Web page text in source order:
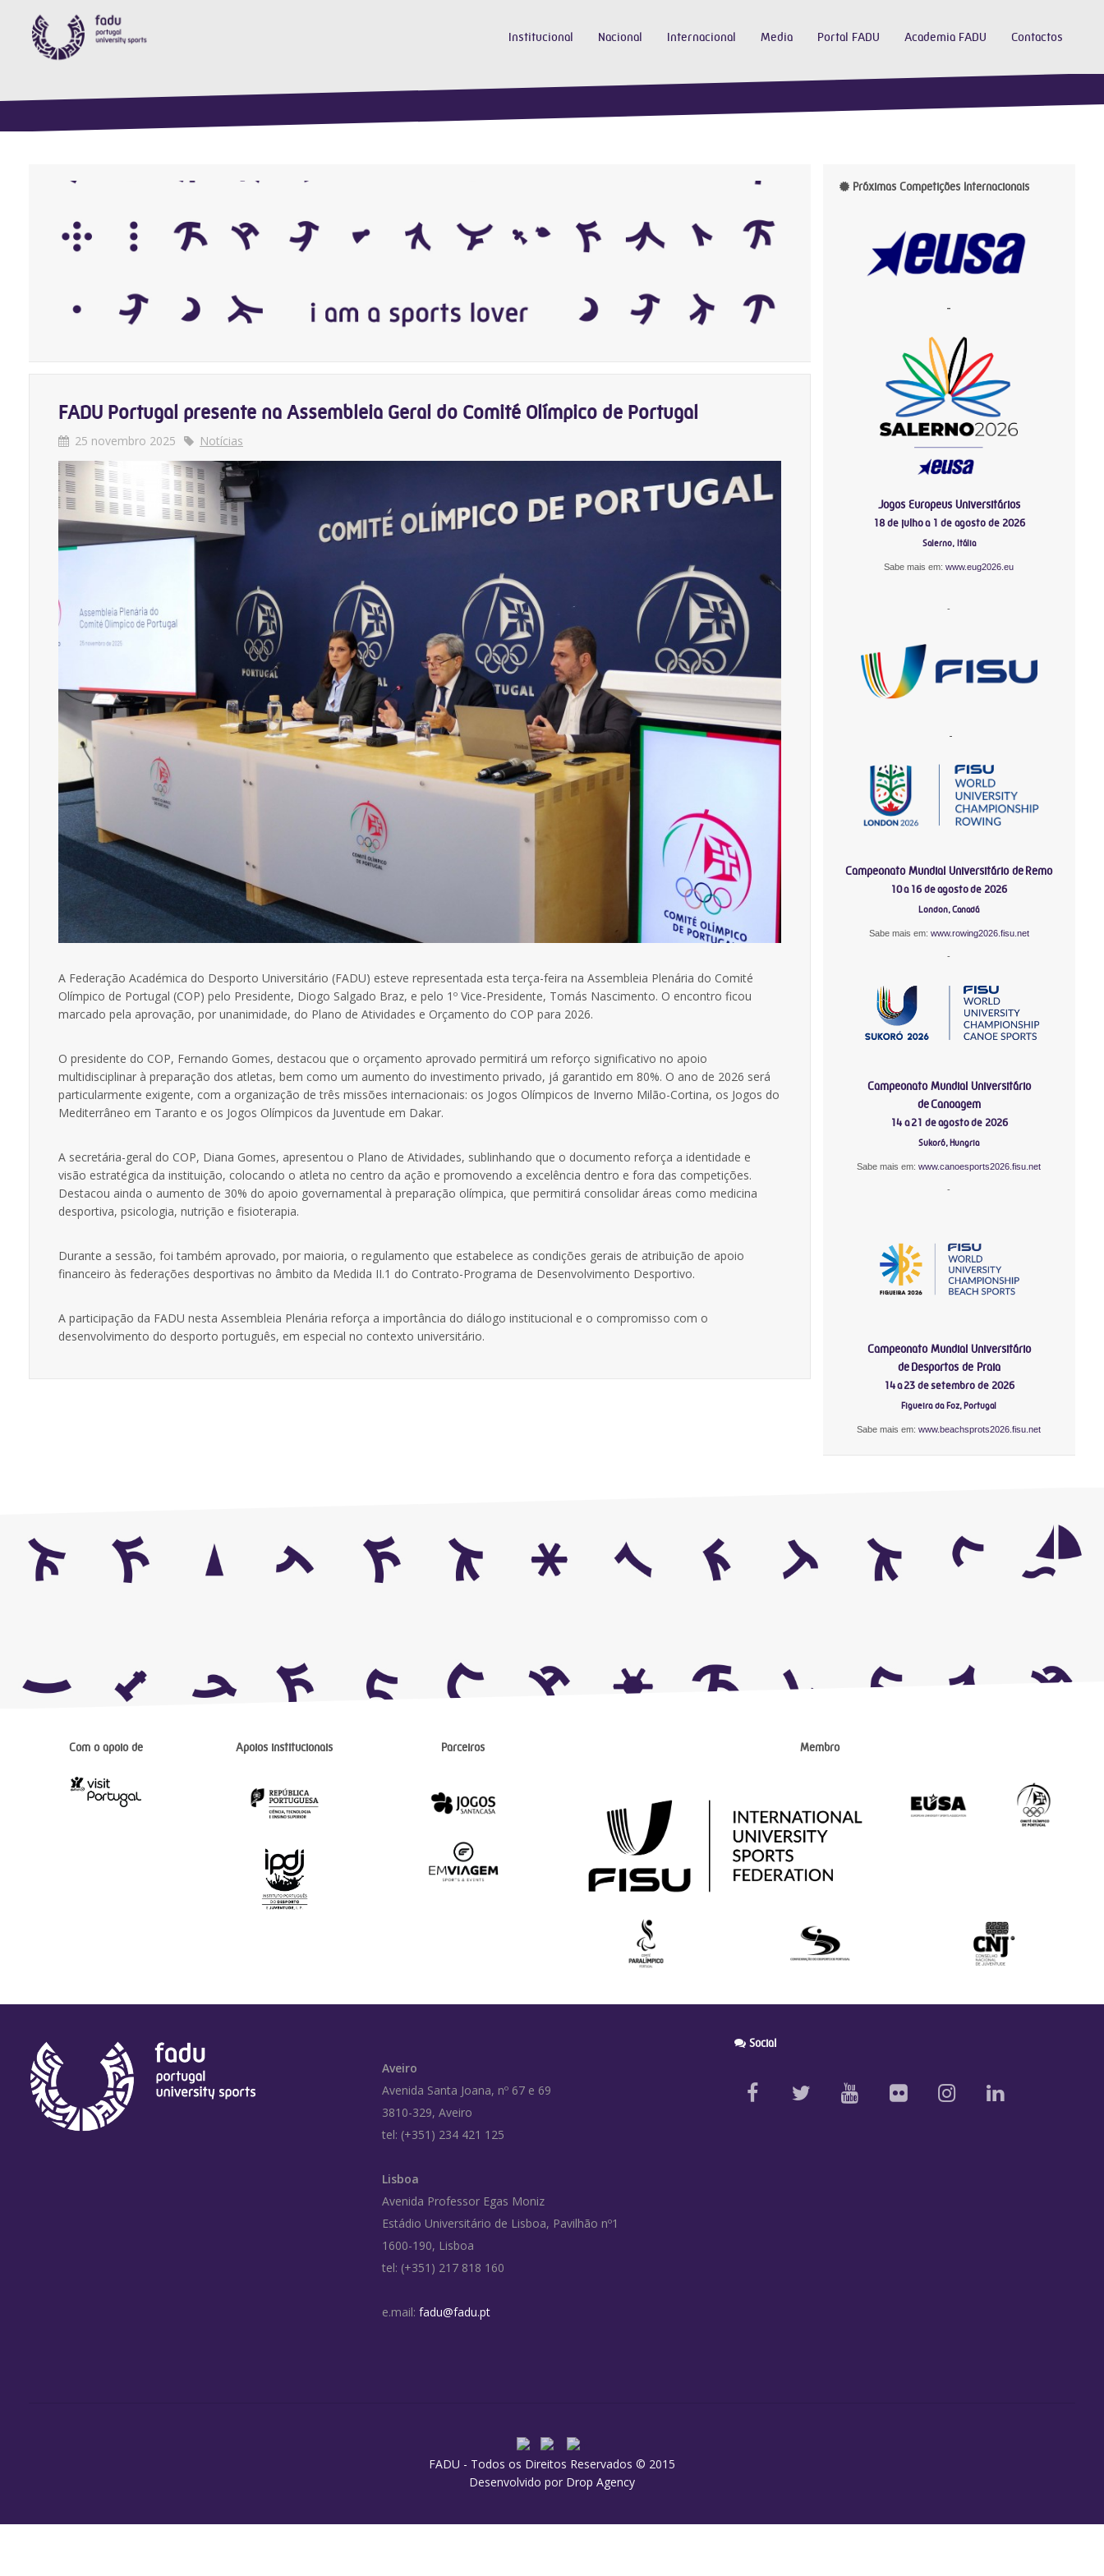
Institucional Nacional Internacional Media Portal FADU Academia FADU Contactos
FADU Portugal presente na Assembleia Geral do Comité Olímpico de Portugal
25 novembro 2025 Notícias
A Federação Académica do Desporto Universitário (FADU) esteve representada esta terça-feira na Assembleia Plenária do Comité
Olímpico de Portugal (COP) pelo Presidente, Diogo Salgado Braz, e pelo 1º Vice-Presidente, Tomás Nascimento. O encontro ficou
marcado pela aprovação, por unanimidade, do Plano de Atividades e Orçamento do COP para 2026.
O presidente do COP, Fernando Gomes, destacou que o orçamento aprovado permitirá um reforço significativo no apoio
multidisciplinar à preparação dos atletas, bem como um aumento do investimento privado, já garantido em 80%. O ano de 2026 será
particularmente exigente, com a organização de três missões internacionais: os Jogos Olímpicos de Inverno Milão-Cortina, os Jogos do
Mediterrâneo em Taranto e os Jogos Olímpicos da Juventude em Dakar.
A secretária-geral do COP, Diana Gomes, apresentou o Plano de Atividades, sublinhando que o documento reforça a identidade e
visão estratégica da instituição, colocando o atleta no centro da ação e promovendo a excelência dentro e fora das competições.
Destacou ainda o aumento de 30% do apoio governamental à preparação olímpica, que permitirá consolidar áreas como medicina
desportiva, psicologia, nutrição e fisioterapia.
Durante a sessão, foi também aprovado, por maioria, o regulamento que estabelece as condições gerais de atribuição de apoio
financeiro às federações desportivas no âmbito da Medida II.1 do Contrato-Programa de Desenvolvimento Desportivo.
A participação da FADU nesta Assembleia Plenária reforça a importância do diálogo institucional e o compromisso com o
desenvolvimento do desporto português, em especial no contexto universitário.
Próximas Competições Internacionais
-
Jogos Europeus Universitários
18 de julho a 1 de agosto de 2026
Salerno, Itália
Sabe mais em:www.eug2026.eu
-
-
Campeonato Mundial Universitário de Remo
10 a 16 de agosto de 2026
London, Canadá
Sabe mais em: www.rowing2026.fisu.net
-
Campeonato Mundial Universitário
de Canoagem
14 a 21 de agosto de 2026
Sukoró, Hungria
Sabe mais em:www.canoesports2026.fisu.net
-
Campeonato Mundial Universitário
de Desportos de Praia
14 a 23 de setembro de 2026
Figueira da Foz, Portugal
Sabe mais em:www.beachsprots2026.fisu.net
Com o apoio de Apoios institucionais Parceiros Membro
Aveiro
Avenida Santa Joana, nº 67 e 69
3810-329, Aveiro
tel: (+351) 234 421 125
Lisboa
Avenida Professor Egas Moniz
Estádio Universitário de Lisboa, Pavilhão nº1
1600-190, Lisboa
tel: (+351) 217 818 160
e.mail: fadu@fadu.pt
Social
FADU - Todos os Direitos Reservados © 2015
Desenvolvido por Drop Agency